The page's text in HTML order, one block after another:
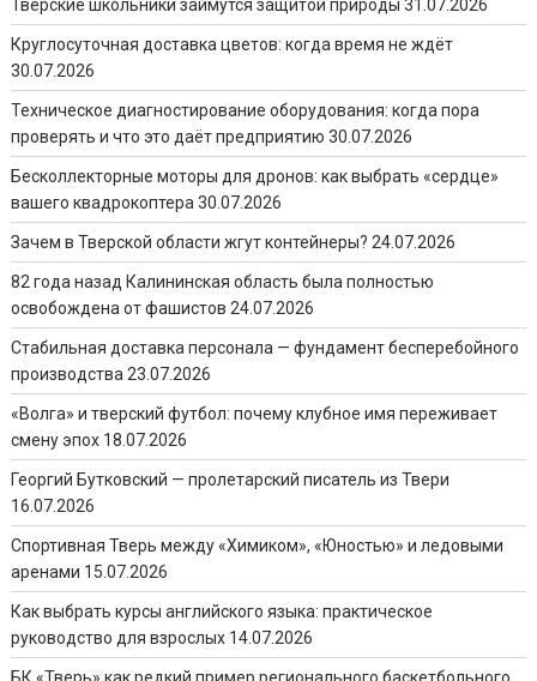
Тверские школьники займутся защитой природы 31.07.2026
Круглосуточная доставка цветов: когда время не ждёт
30.07.2026
Техническое диагностирование оборудования: когда пора
проверять и что это даёт предприятию 30.07.2026
Бесколлекторные моторы для дронов: как выбрать «сердце»
вашего квадрокоптера 30.07.2026
Зачем в Тверской области жгут контейнеры? 24.07.2026
82 года назад Калининская область была полностью
освобождена от фашистов 24.07.2026
Стабильная доставка персонала — фундамент бесперебойного
производства 23.07.2026
«Волга» и тверский футбол: почему клубное имя переживает
смену эпох 18.07.2026
Георгий Бутковский — пролетарский писатель из Твери
16.07.2026
Спортивная Тверь между «Химиком», «Юностью» и ледовыми
аренами 15.07.2026
Как выбрать курсы английского языка: практическое
руководство для взрослых 14.07.2026